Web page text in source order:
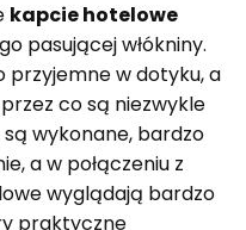
kapcie hotelowe
pasującej włókniny.
przyjemne w dotyku, a
co są niezwykle
wykonane, bardzo
a w połączeniu z
wyglądają bardzo
praktyczne